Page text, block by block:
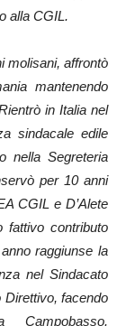
alla CGIL.
molisani, affrontò
mantenendo
in Italia nel
sindacale edile
nella Segreteria
per 10 anni
CGIL e D’Alete
fattivo contributo
raggiunse la
nel Sindacato
Direttivo, facendo